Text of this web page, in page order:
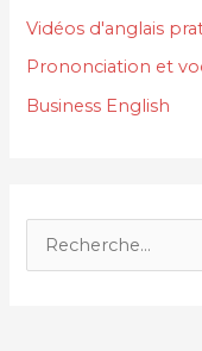
Vidéos d'anglais
Prononciation et
Business English
e